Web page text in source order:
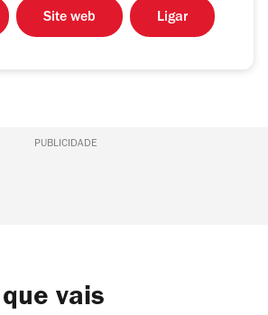
Site web Ligar
PUBLICIDADE
vais